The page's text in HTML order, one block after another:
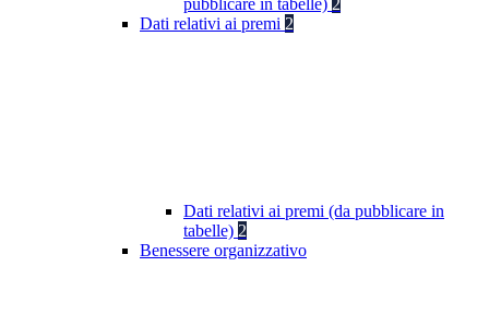
pubblicare in tabelle) 2
Dati relativi ai premi 2
Dati relativi ai premi (da pubblicare in
tabelle) 2
Benessere organizzativo